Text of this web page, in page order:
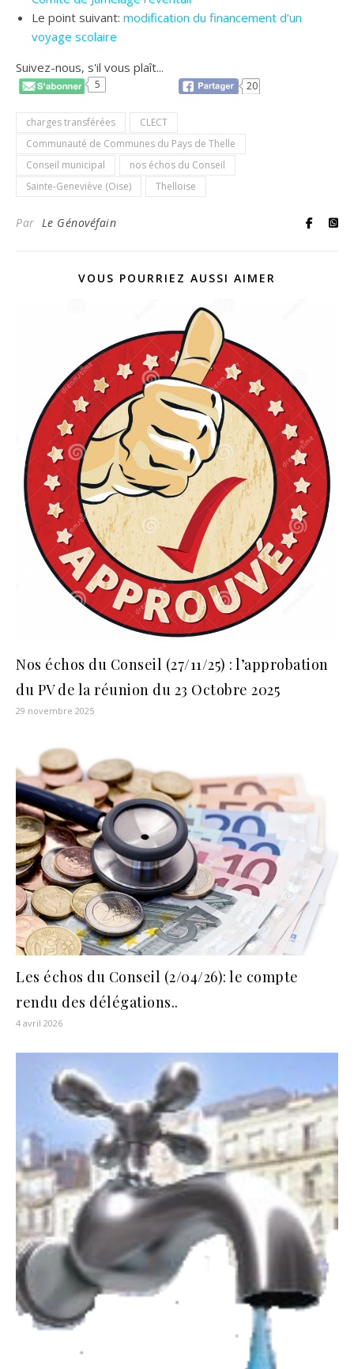
Le point suivant: modification du financement d’un
voyage scolaire
Suivez-nous, s'il vous plaît...
5 20
charges transférées
CLECT
Communauté de Communes du Pays de Thelle
Conseil municipal
nos échos du Conseil
Sainte-Geneviève (Oise)
Thelloise
Par Le Génovéfain
VOUS POURRIEZ AUSSI AIMER
Nos échos du Conseil (27/11/25) : l’approbation
du PV de la réunion du 23 Octobre 2025
29 novembre 2025
Les échos du Conseil (2/04/26): le compte
rendu des délégations..
4 avril 2026